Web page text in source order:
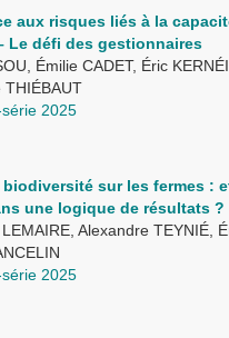
aux risques liés à la
Le défi des gestionnaires
Émilie CADET, Éric
THIÉBAUT
2025
sur les fermes :
une logique de résultats ?
Alexandre TEYNIÉ,
2025